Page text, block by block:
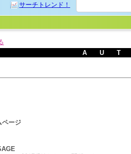
サーチトレンド！
A U T
ページ